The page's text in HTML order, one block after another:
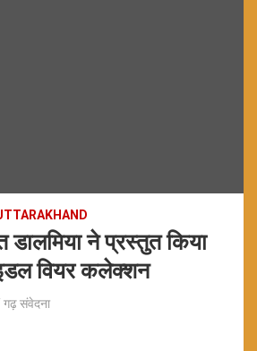
डालमिया ने प्रस्तुत किया
वियर कलेक्शन
गढ़ संवेदना